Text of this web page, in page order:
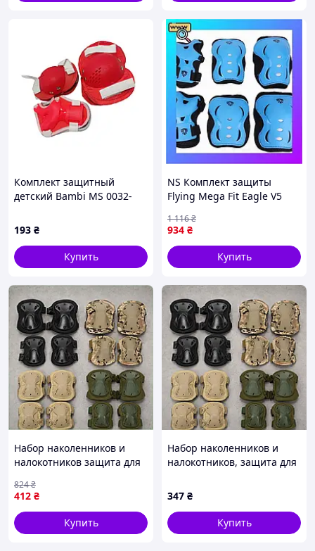
Комплект защитный
детский Bambi MS 0032-
налокотники, запястья М
193 ₴
Купить
NS Комплект защиты
Flying Mega Fit Eagle V5
934 ₴
1 116₴
Купить
Набор наколенников и
налокотников защита для
активного отдыха и спорта
412 ₴
824₴
Купить
Набор наколенников и
налокотников, защита для
347 ₴
Купить